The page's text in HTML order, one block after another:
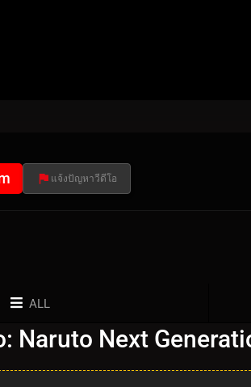
แจ้งปัญหาวีดีโอ
ALL
Naruto Next